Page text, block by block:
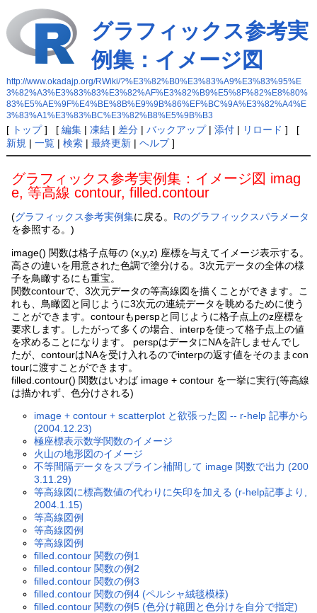
グラフィックス参考実
例集：イメージ図
http://www.okadajp.org/RWiki/?%E3%82%B0%E3%83%A9%E3%83%95%E
3%82%A3%E3%83%83%E3%82%AF%E3%82%B9%E5%8F%82%E8%80%
83%E5%AE%9F%E4%BE%8B%E9%9B%86%EF%BC%9A%E3%82%A4%E
3%83%A1%E3%83%BC%E3%82%B8%E5%9B%B3
[ トップ] [ 編集| 凍結| 差分| バックアップ| 添付| リロード ] [
新規 | 一覧| 検索| 最終更新| ヘルプ]
グラフィックス参考実例集：イメージ図 imag
e, 等高線 contour, filled.contour
(グラフィックス参考実例集に戻る。 Rのグラフィックスパラメータ
を参照する。)
image() 関数は格子点毎の (x,y,z) 座標を与えてイメージ表示する。
高さの違いを用意された色調で塗分ける。3次元データの全体の様
子を鳥瞰するにも重宝。
関数contourで、3次元データの等高線図を描くことができます。こ
れも、鳥瞰図と同じように3次元の連続データを眺めるために使う
ことができます。contourもperspと同じように格子点上のz座標を
要求します。したがって多くの場合、interpを使って格子点上の値
を求めることになります。 perspはデータにNAを許しませんでし
たが、contourはNAを受け入れるのでinterpの返す値をそのままcon
tourに渡すことができます。
filled.contour() 関数はいわば image + contour を一挙に実行(等高線
は描かれず、色分けされる)
image + contour + scatterplot と欲張った図 -- r-help 記事から
(2004.12.23)
極座標表示数学関数のイメージ
火山の地形図のイメージ
不等間隔データをスプライン補間して image 関数で出力 (200
3.11.29)
等高線図に標高数値の代わりに矢印を加える (r-help記事より,
2004.1.15)
等高線図例
等高線図例
等高線図例
filled.contour 関数の例1
filled.contour 関数の例2
filled.contour 関数の例3
filled.contour 関数の例4 (ペルシャ絨毯模様)
filled.contour 関数の例5 (色分け範囲と色分けを自分で指定)